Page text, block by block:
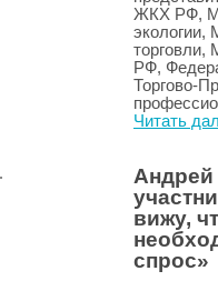
ЖКХ РФ,
экологии,
торговли,
РФ,
Торгово-
Читать
Андрей
вижу,
спрос»